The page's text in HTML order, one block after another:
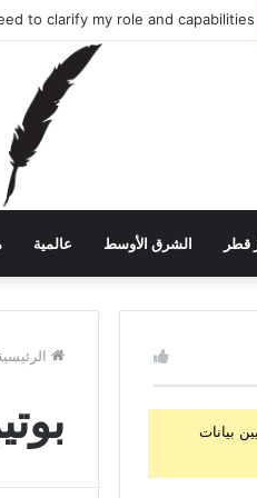
الولايات المتحدة تستضيف محادثات وقف
قطر الشرق الأوسط عالمية
بيانات